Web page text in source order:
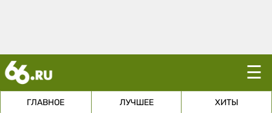
☰
ГЛАВНОЕ ЛУЧШЕЕ ХИТЫ